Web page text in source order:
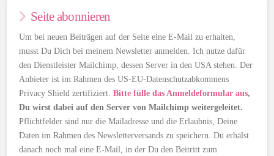
Seite abonnieren
Um bei neuen Beiträgen auf der Seite eine E-Mail zu erhalten,
musst Du Dich bei meinem Newsletter anmelden. Ich nutze dafür
den Dienstleister Mailchimp, dessen Server in den USA stehen. Der
Anbieter ist im Rahmen des US-EU-Datenschutzabkommens
Privacy Shield zertifiziert.Bitte fülle das Anmeldeformular aus,
Du wirst dabei auf den Server von Mailchimp weitergeleitet.
Pflichtfelder sind nur die Mailadresse und die Erlaubnis, Deine
Daten im Rahmen des Newsletterversands zu speichern. Du erhälst
danach noch mal eine E-Mail, in der Du den Beitritt zum